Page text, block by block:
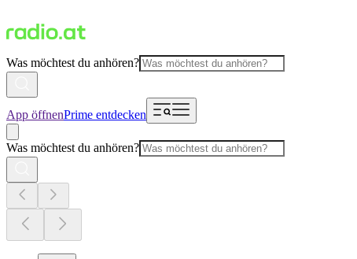
Was möchtest du anhören?
App öffnenPrime entdecken
Was möchtest du anhören?